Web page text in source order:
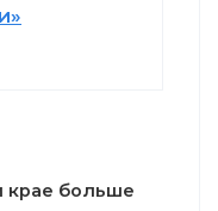
крае больше